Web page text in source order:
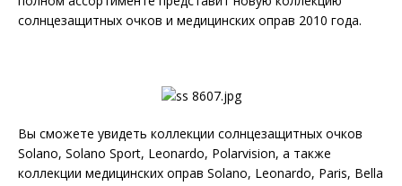
солнцезащитных очков и медицинских оправ 2010 года.
Вы сможете увидеть коллекции солнцезащитных очков
Solano, Solano Sport, Leonardo, Polarvision, а также
коллекции медицинских оправ Solano, Leonardo, Paris, Bella